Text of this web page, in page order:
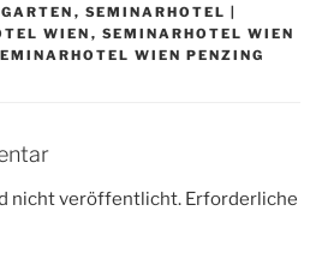
, SEMINARHOTEL |
WIEN , SEMINARHOTEL WIEN
WIEN PENZING
nicht veröffentlicht. Erforderliche